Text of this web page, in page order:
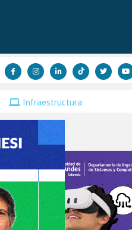
Infraestructura